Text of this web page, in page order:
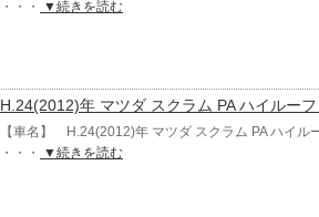
・・・
▼続きを読む
H.24(2012)年 マツダ スクラム PA ハイルー
【車名】 H.24(2012)年 マツダ スクラム PA ハイル
・・・
▼続きを読む